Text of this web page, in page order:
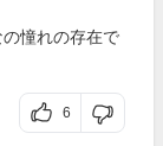
憧れの存在で
6